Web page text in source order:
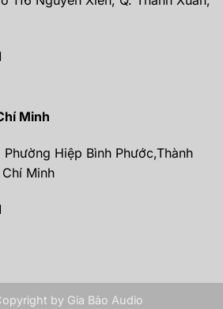
Minh
Hiệp Bình Phước,Thành
Minh
by Gia Bảo Audio